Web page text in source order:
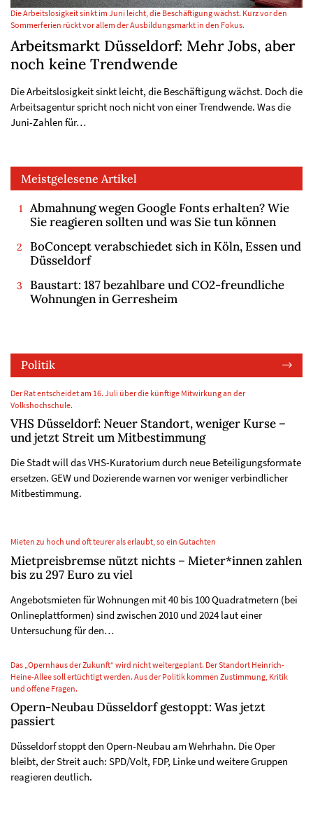
Die Arbeitslosigkeit sinkt im Juni leicht, die Beschäftigung wächst. Kurz vor den
Sommerferien rückt vor allem der Ausbildungsmarkt in den Fokus.
Arbeitsmarkt Düsseldorf: Mehr Jobs, aber
noch keine Trendwende
Die Arbeitslosigkeit sinkt leicht, die Beschäftigung wächst. Doch die
Arbeitsagentur spricht noch nicht von einer Trendwende. Was die
Juni-Zahlen für…
Meistgelesene Artikel
Abmahnung wegen Google Fonts erhalten? Wie
Sie reagieren sollten und was Sie tun können
BoConcept verabschiedet sich in Köln, Essen und
Düsseldorf
Baustart: 187 bezahlbare und CO2-freundliche
Wohnungen in Gerresheim
Politik
Der Rat entscheidet am 16. Juli über die künftige Mitwirkung an der
Volkshochschule.
VHS Düsseldorf: Neuer Standort, weniger Kurse –
und jetzt Streit um Mitbestimmung
Die Stadt will das VHS-Kuratorium durch neue Beteiligungsformate
ersetzen. GEW und Dozierende warnen vor weniger verbindlicher
Mitbestimmung.
Mieten zu hoch und oft teurer als erlaubt, so ein Gutachten
Mietpreisbremse nützt nichts – Mieter*innen zahlen
bis zu 297 Euro zu viel
Angebotsmieten für Wohnungen mit 40 bis 100 Quadratmetern (bei
Onlineplattformen) sind zwischen 2010 und 2024 laut einer
Untersuchung für den…
Das „Opernhaus der Zukunft“ wird nicht weitergeplant. Der Standort Heinrich-
Heine-Allee soll ertüchtigt werden. Aus der Politik kommen Zustimmung, Kritik
und offene Fragen.
Opern-Neubau Düsseldorf gestoppt: Was jetzt
passiert
Düsseldorf stoppt den Opern-Neubau am Wehrhahn. Die Oper
bleibt, der Streit auch: SPD/Volt, FDP, Linke und weitere Gruppen
reagieren deutlich.